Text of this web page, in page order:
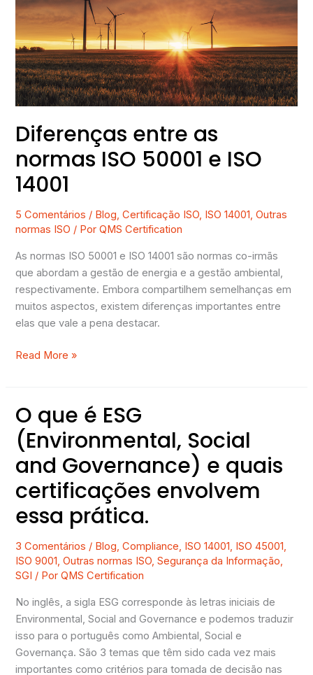
Diferenças entre as
normas ISO 50001 e ISO
14001
5 Comentários / Blog,Certificação ISO, ISO 14001,Outras
normas ISO / PorQMS Certification
As normas ISO 50001 e ISO 14001 são normas co-irmãs
que abordam a gestão de energia e a gestão ambiental,
respectivamente. Embora compartilhem semelhanças em
muitos aspectos, existem diferenças importantes entre
elas que vale a pena destacar.
normas
ISO
50001
e
ISO
14001
Read More »
O que é ESG
(Environmental, Social
and Governance) e quais
certificações envolvem
essa prática.
3 Comentários / Blog,Compliance, ISO 14001, ISO 45001,
ISO 9001,Outras normas ISO,Segurança da Informação,
SGI / PorQMS Certification
No inglês, a sigla ESG corresponde às letras iniciais de
Environmental, Social and Governance e podemos traduzir
isso para o português como Ambiental, Social e
Governança. São 3 temas que têm sido cada vez mais
importantes como critérios para tomada de decisão nas
O
que
é
ESG
Social
and
Governance)
e
quais
certificações
envolvem
essa
prática.